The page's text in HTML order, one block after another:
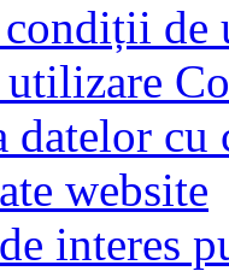
de
datelor cu
website
interes